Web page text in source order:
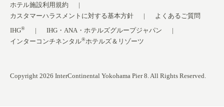
ホテル施設利用規約
カスタマーハラスメントに対する基本方針
よくあるご質問
IHG®
IHG・ANA・ホテルズグループジャパン
インターコンチネンタル®ホテルズ＆リゾーツ
Copyright 2026 InterContinental Yokohama Pier 8. All Rights Reserved.